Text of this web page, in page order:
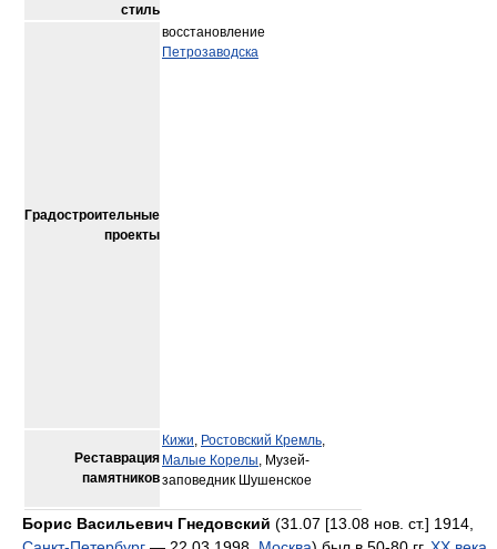
стиль
Градостроительные
проекты
восстановление
Петрозаводска
Реставрация
памятников
Кижи, Ростовский Кремль,
Малые Корелы, Музей-
заповедник Шушенское
Борис Васильевич Гнедовский (31.07 [13.08 нов. ст.] 1914,